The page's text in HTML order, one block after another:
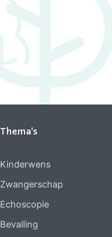
Thema's
Kinderwens
Zwangerschap
Echoscopie
Bevalling